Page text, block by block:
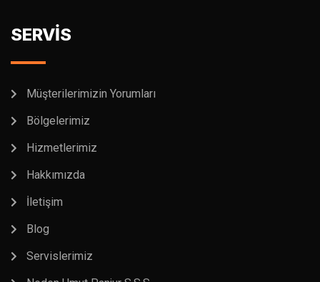
SERVİS
Müşterilerimizin Yorumları
Bölgelerimiz
Hizmetlerimiz
Hakkımızda
İletişim
Blog
Servislerimiz